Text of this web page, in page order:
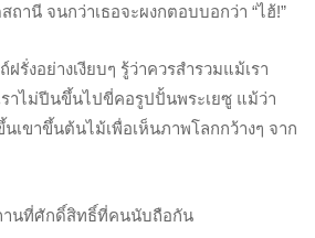
ถานี จนกว่าเธอจะผงกตอบบอกว่า “ไฮ้!”
ฝรั่งอย่างเงียบๆ รู้ว่าควรสำรวมแม้เรา
ราไม่ปีนขึ้นไปขี่คอรูปปั้นพระเยซู แม้ว่า
เขาขึ้นต้นไม้เพื่อเห็นภาพโลกกว้างๆ จาก
านที่ศักดิ์สิทธิ์ที่คนนับถือกัน